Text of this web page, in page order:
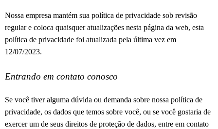
Nossa empresa mantém sua política de privacidade sob revisão
regular e coloca quaisquer atualizações nesta página da web, esta
política de privacidade foi atualizada pela última vez em
12/07/2023.
Entrando em contato conosco
Se você tiver alguma dúvida ou demanda sobre nossa política de
privacidade, os dados que temos sobre você, ou se você gostaria de
exercer um de seus direitos de proteção de dados, entre em contato